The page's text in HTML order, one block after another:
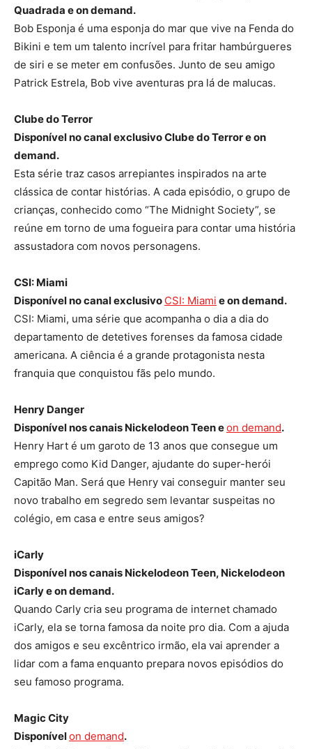
Quadrada e on demand.
Bob Esponja é uma esponja do mar que vive na Fenda do
Bikini e tem um talento incrível para fritar hambúrgueres
de siri e se meter em confusões. Junto de seu amigo
Patrick Estrela, Bob vive aventuras pra lá de malucas.
Clube do Terror
Disponível no canal exclusivo Clube do Terror e on
demand.
Esta série traz casos arrepiantes inspirados na arte
clássica de contar histórias. A cada episódio, o grupo de
crianças, conhecido como “The Midnight Society”, se
reúne em torno de uma fogueira para contar uma história
assustadora com novos personagens.
CSI: Miami
Disponível no canal exclusivo CSI: Miami e on demand.
CSI: Miami, uma série que acompanha o dia a dia do
departamento de detetives forenses da famosa cidade
americana. A ciência é a grande protagonista nesta
franquia que conquistou fãs pelo mundo.
Henry Danger
Disponível nos canais Nickelodeon Teen eon demand.
Henry Hart é um garoto de 13 anos que consegue um
emprego como Kid Danger, ajudante do super-herói
Capitão Man. Será que Henry vai conseguir manter seu
novo trabalho em segredo sem levantar suspeitas no
colégio, em casa e entre seus amigos?
iCarly
Disponível nos canais Nickelodeon Teen, Nickelodeon
iCarly e on demand.
Quando Carly cria seu programa de internet chamado
iCarly, ela se torna famosa da noite pro dia. Com a ajuda
dos amigos e seu excêntrico irmão, ela vai aprender a
lidar com a fama enquanto prepara novos episódios do
seu famoso programa.
Magic City
Disponívelon demand.